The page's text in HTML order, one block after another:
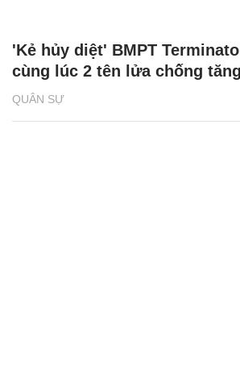
QUÂN SỰ
'Kẻ hủy diệt' BMPT
cùng lúc 2 tên lửa chống tăng